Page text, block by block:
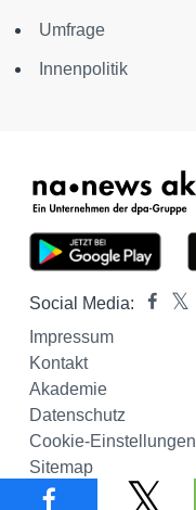
Umfrage
Innenpolitik
Social Media:
Impressum
Kontakt
Akademie
Datenschutz
Cookie-Einstellungen
Sitemap